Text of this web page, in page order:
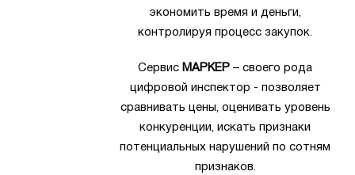
экономить время и деньги,
контролируя процесс закупок.
Сервис МАРКЕР – своего рода
цифровой инспектор - позволяет
сравнивать цены, оценивать уровень
конкуренции, искать признаки
потенциальных нарушений по сотням
признаков.